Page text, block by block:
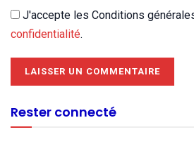
J'accepte les Conditions
confidentialité.
Rester connecté